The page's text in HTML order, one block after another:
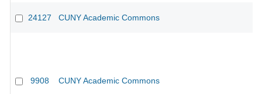
24127 CUNY Academic Commons
9908 CUNY Academic Commons